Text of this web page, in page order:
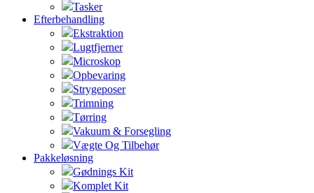
Tasker
Efterbehandling
Ekstraktion
Lugtfjerner
Microskop
Opbevaring
Strygeposer
Trimning
Tørring
Vakuum & Forsegling
Vægte Og Tilbehør
Pakkeløsning
Gødnings Kit
Komplet Kit